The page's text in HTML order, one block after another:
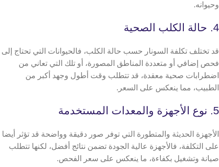
وحيوانه.
4. حالة الكلب الصحية
قد تختلف تكلفة السونار حسب حالة الكلب، فالحيوانات التي تحتاج إلى
فحص إضافي أو متعددة المناطق المصورة، أو تلك التي تعاني من
اضطرابات صحية معقدة، قد تتطلب وقت أطول وجهد أكبر من
الطبيب، مما ينعكس على السعر.
5. نوع الأجهزة والمعدات المستخدمة
الأجهزة الحديثة والمتطورة التي توفر صور دقيقة وواضحة قد تؤثر أيضا
على التكلفة، فالأجهزة عالية الجودة تضمن نتائج أفضل، لكنها تتطلب
صيانة وتشغيل بكفاءة، ما ينعكس على سعر الفحص.